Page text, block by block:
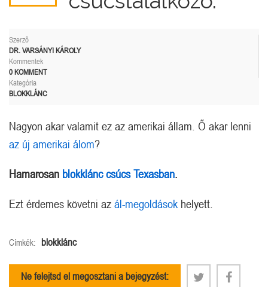
Szerző
DR. VARSÁNYI KÁROLY
Kommentek
0 KOMMENT
Kategória
BLOKKLÁNC
Nagyon akar valamit ez az amerikai állam. Ő akar lenni
az új amerikai álom?
Hamarosan blokklánc csúcs Texasban.
Ezt érdemes követni az ál-megoldások helyett.
Címkék: blokklánc
Ne felejtsd el megosztani a bejegyzést: